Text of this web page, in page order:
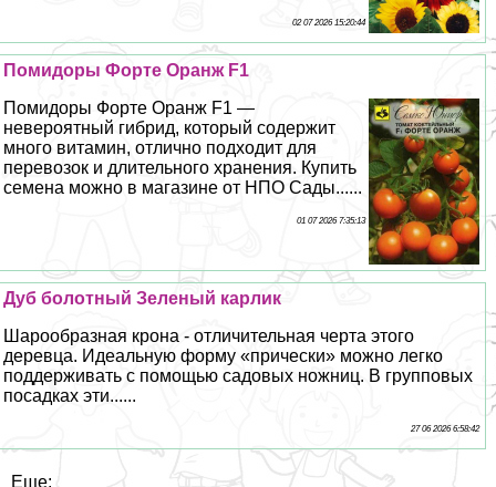
02 07 2026 15:20:44
Помидоры Форте Оранж F1
Помидоры Форте Оранж F1 —
невероятный гибрид, который содержит
много витамин, отлично подходит для
перевозок и длительного хранения. Купить
семена можно в магазине от НПО Сады......
01 07 2026 7:35:13
Дуб болотный Зеленый карлик
Шарообразная крона - отличительная черта этого
деревца. Идеальную форму «прически» можно легко
поддерживать с помощью садовых ножниц. В групповых
посадках эти......
27 06 2026 6:58:42
Еще: